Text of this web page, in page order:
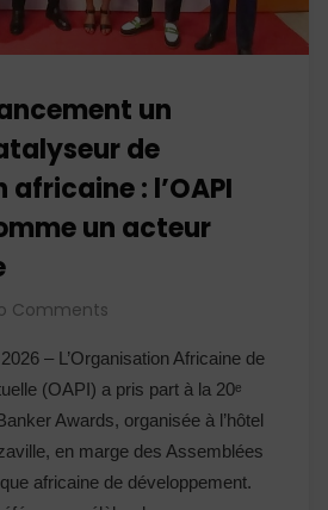
un
de
: l’OAPI
un acteur
Comments
– L’Organisation Africaine de
(OAPI) a pris part à la 20ᵉ
Awards, organisée à l’hôtel
en marge des Assemblées
africaine de développement.